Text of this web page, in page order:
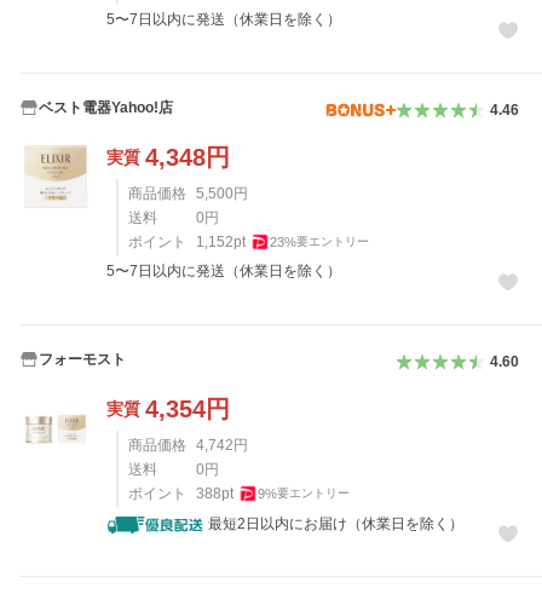
5〜7日以内に発送（休業日を除く）
ベスト電器Yahoo!店 4.46
実質 4,348円
商品価格 5,500 円
送料
0 円
ポイント
1,152pt 23%要エントリー
5〜7日以内に発送（休業日を除く）
フォーモスト 4.60
実質 4,354円
商品価格 4,742 円
送料
0 円
ポイント
388pt 9%要エントリー
最短2日以内にお届け（休業日を除く）